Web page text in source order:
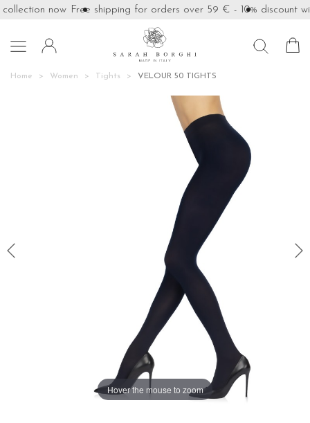
now Free shipping for orders over 59 € - 10% discount

Home Women Tights VELOUR 50 TIGHTS
Hover the mouse to zoom